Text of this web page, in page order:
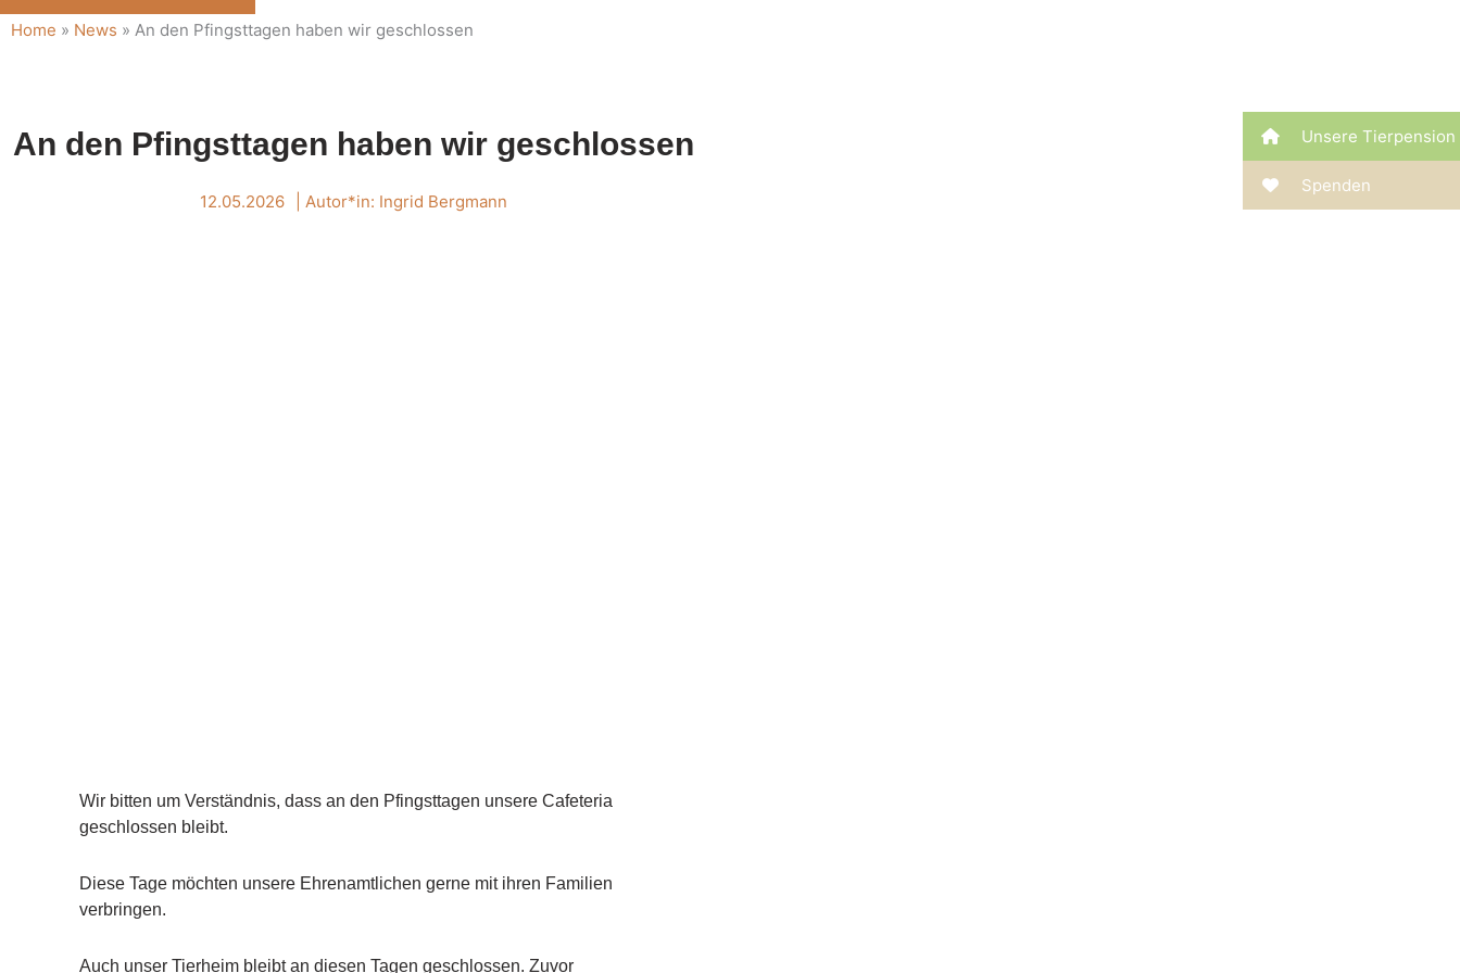
Home » News » An den Pfingsttagen haben wir geschlossen
An den Pfingsttagen haben wir geschlossen
12.05.2026 | Autor*in: Ingrid Bergmann
Wir bitten um Verständnis, dass an den Pfingsttagen unsere Cafeteria
geschlossen bleibt.
Diese Tage möchten unsere Ehrenamtlichen gerne mit ihren Familien
verbringen.
Auch unser Tierheim bleibt an diesen Tagen geschlossen. Zuvor
Unsere Tierpension
Spenden